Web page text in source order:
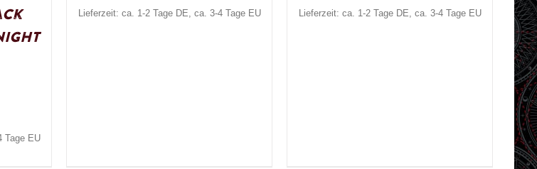
Tage EU
Lieferzeit: ca. 1-2 Tage DE, ca. 3-4 Tage EU
Lieferzeit: ca. 1-2 Tage DE, ca. 3-4 Tage EU